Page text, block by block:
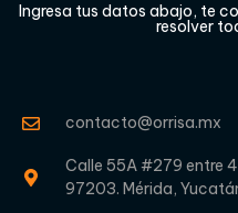
Ingresa tus datos abajo, te
resolver
contacto@orrisa.mx
Calle 55A #279 entre
97203. Mérida,